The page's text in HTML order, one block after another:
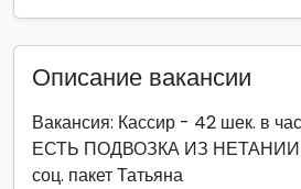
Описание вакансии
Вакансия: Кассир - 42 шек. в
ЕСТЬ ПОДВОЗКА ИЗ НЕТАНИИ
соц. пакет Татьяна